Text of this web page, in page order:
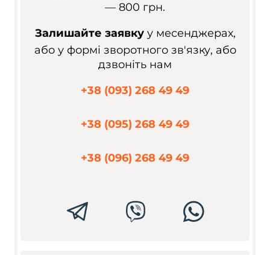
— 800 грн.
Залишайте заявкуу месенджерах,
або у формі зворотного зв'язку, або
дзвоніть нам
+38 (093) 268 49 49
+38 (095) 268 49 49
+38 (096) 268 49 49